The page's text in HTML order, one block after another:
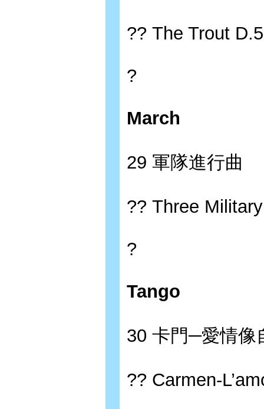
?? The Trout
?
March
29 軍隊進行曲
?? Three
?
Tango
30 卡門─愛情像
?? Carmen-